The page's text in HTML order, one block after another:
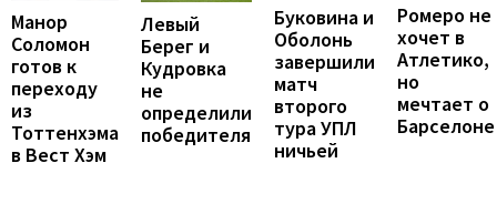
Манор
Соломон
готов к
переходу
из
Тоттенхэма
в Вест Хэм
Левый
Берег и
Кудровка
не
определили
победителя
Буковина и
Оболонь
завершили
матч
второго
тура УПЛ
ничьей
Ромеро не
хочет в
Атлетико,
но
мечтает о
Барселоне